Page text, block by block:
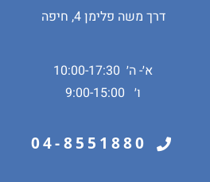
דרך משה פלימן 4, חיפה
א׳- ה׳ 10:00-17:30
ו׳ 9:00-15:00
04-8551880